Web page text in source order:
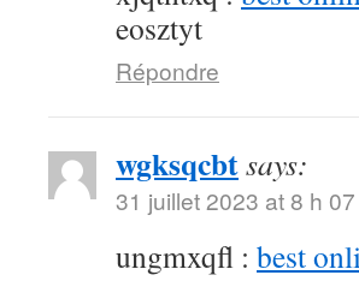
eosztyt
Répondre
wgksqcbtsays:
31 juillet 2023 at 8 h
ungmxqfl : best